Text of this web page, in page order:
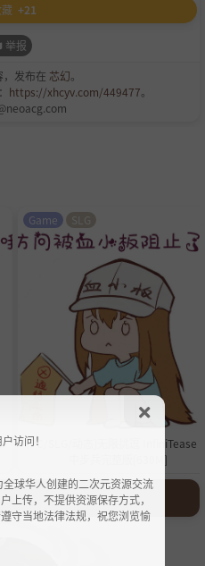
+21
举报
，发布在 芯幻。
https://xhcyv.com/449477。
[PC/SLG/动态]无限挑逗 InfiniTease
中步兵完整版[630M]
Game SLG
访问！
球华人创建的二次元资源交流
上传，不提供资源保存方式，
守当地法律法规，祝您浏览愉